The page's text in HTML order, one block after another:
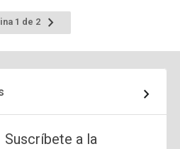
1 de 2
Ir
a
Suscríbete a la